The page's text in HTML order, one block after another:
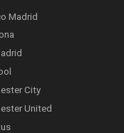
Madrid
City
United